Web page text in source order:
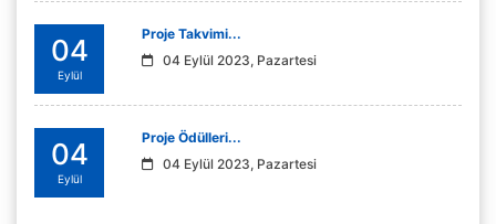
04
Eylül
Proje Takvimi...
04 Eylül 2023, Pazartesi
04
Eylül
Proje Ödülleri...
04 Eylül 2023, Pazartesi